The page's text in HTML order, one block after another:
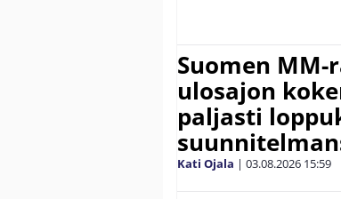
Suomen
ulosajon
paljasti
Kati Ojala | 03.08.2026 15:59